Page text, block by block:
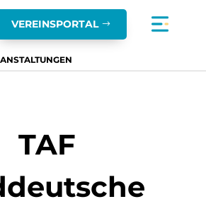
VEREINSPORTAL
TAF